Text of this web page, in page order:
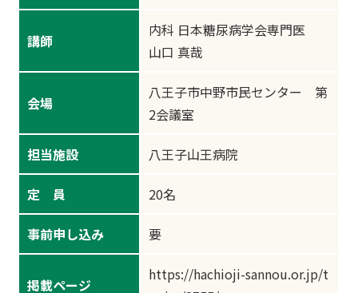
講師
内科 日本糖尿病学会専門医
山口 真哉
会場
八王子市中野市民センター 第
2会議室
担当施設 八王子山王病院
定 員 20名
事前申し込み 要
掲載ページ
https://hachioji-sannou.or.jp/t